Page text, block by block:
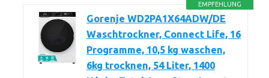
EMPFEHLUNG
Gorenje WD2PA1X64ADW/DE
Waschtrockner, Connect Life, 16
Programme, 10,5 kg waschen,
6kg trocknen, 54 Liter, 1400